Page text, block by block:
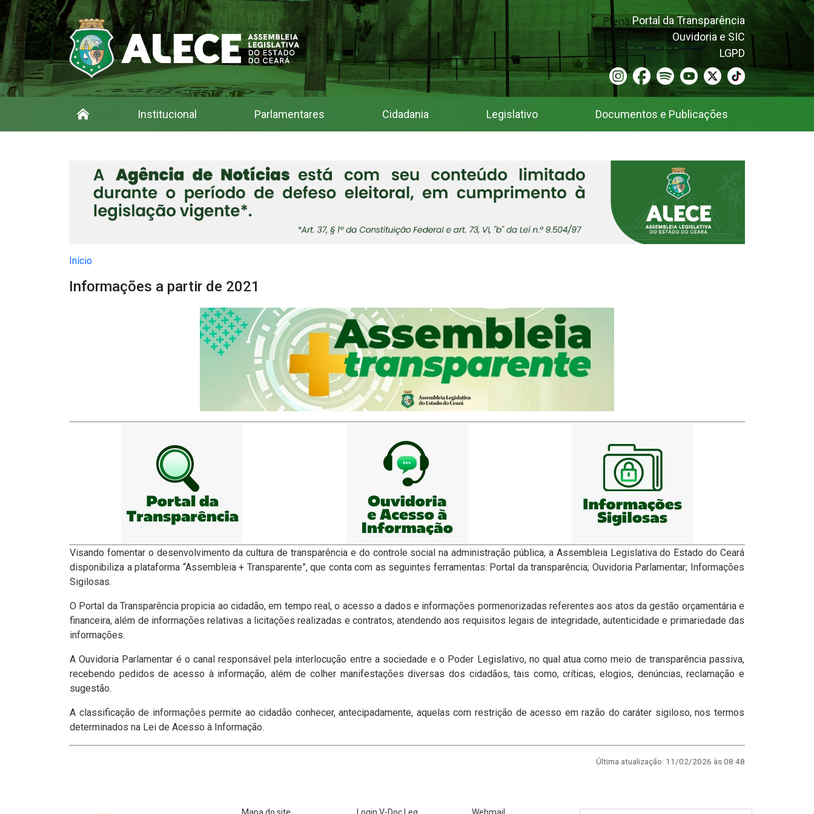
Portal da Transparência
Ouvidoria e SIC
LGPD
Institucional Parlamentares Cidadania Legislativo Documentos e Publicações
Início
Informações a partir de 2021
Visando fomentar o desenvolvimento da cultura de transparência e do controle social na administração pública, a Assembleia Legislativa do Estado do Ceará
disponibiliza a plataforma “Assembleia + Transparente”, que conta com as seguintes ferramentas: Portal da transparência; Ouvidoria Parlamentar; Informações
Sigilosas.
O Portal da Transparência propicia ao cidadão, em tempo real, o acesso a dados e informações pormenorizadas referentes aos atos da gestão orçamentária e
financeira, além de informações relativas a licitações realizadas e contratos, atendendo aos requisitos legais de integridade, autenticidade e primariedade das
informações.
A Ouvidoria Parlamentar é o canal responsável pela interlocução entre a sociedade e o Poder Legislativo, no qual atua como meio de transparência passiva,
recebendo pedidos de acesso à informação, além de colher manifestações diversas dos cidadãos, tais como, críticas, elogios, denúncias, reclamação e
sugestão.
A classificação de informações permite ao cidadão conhecer, antecipadamente, aquelas com restrição de acesso em razão do caráter sigiloso, nos termos
determinados na Lei de Acesso à Informação.
Última atualização: 11/02/2026 às 08:48
Mapa do site Login V-Doc Leg Webmail